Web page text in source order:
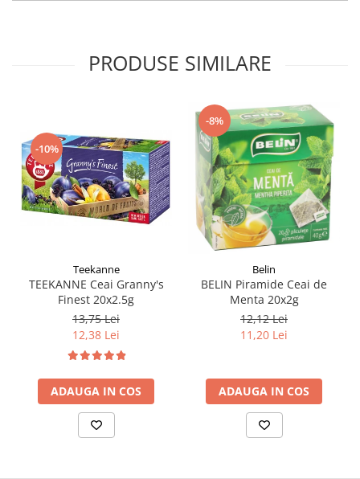
PRODUSE SIMILARE
-10%
Teekanne
TEEKANNE Ceai Granny's
Finest 20x2.5g
13,75 Lei
12,38 Lei
ADAUGA IN COS
-8%
Belin
BELIN Piramide Ceai de
Menta 20x2g
12,12 Lei
11,20 Lei
ADAUGA IN COS